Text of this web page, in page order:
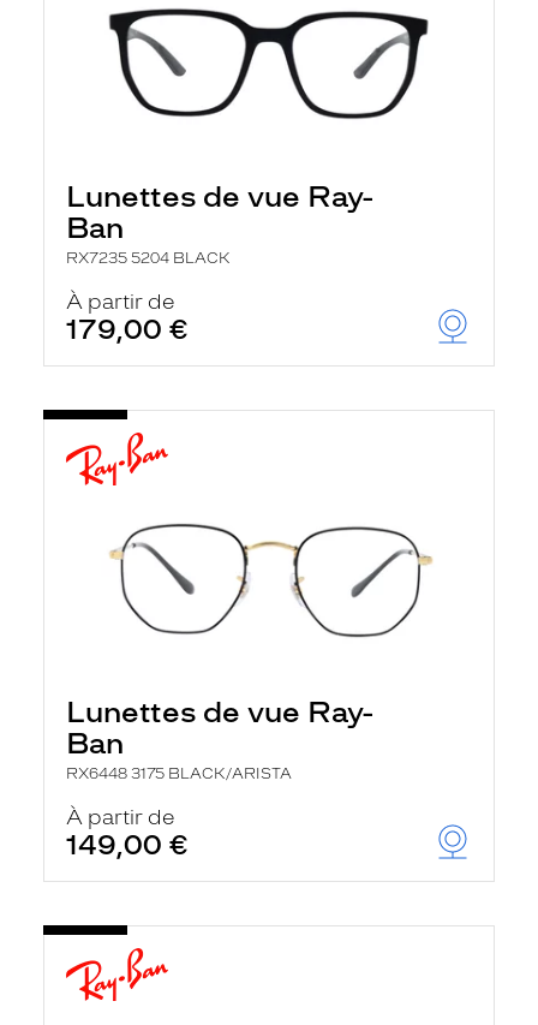
Lunettes de vue Ray-
Ban
RX7235 5204 BLACK
À partir de
179,00 €
Lunettes de vue Ray-
Ban
RX6448 3175 BLACK/ARISTA
À partir de
149,00 €